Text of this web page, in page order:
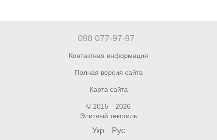
098 077-97-97
Контактная информация
Полная версия сайта
Карта сайта
© 2015—2026
Элитный текстиль
Укр Рус